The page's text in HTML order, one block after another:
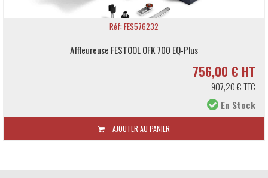
Réf: FES576232
Affleureuse FESTOOL OFK 700 EQ-Plus
756,00 € HT
907,20 € TTC
En Stock
AJOUTER AU PANIER